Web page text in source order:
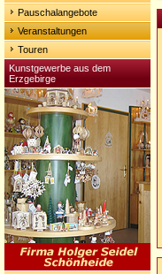
Pauschalangebote
Veranstaltungen
Touren
Kunstgewerbe aus dem
Erzgebirge